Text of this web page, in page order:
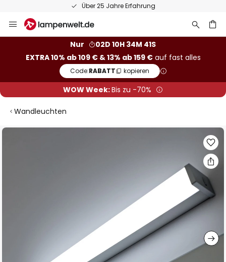
Über 25 Jahre Erfahrung
Inhalt
Nur
02D 10H 34M 40S
EXTRA 10% ab 109 € & 13% ab 159 €auf fast alles
Code:RABATT kopieren
WOW Week:Bis zu -70%
Wandleuchten
Zum